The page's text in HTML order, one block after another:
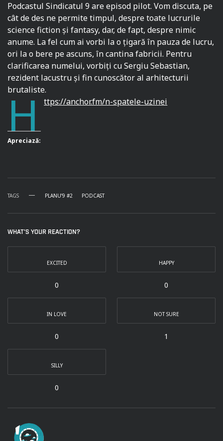
Podcastul Sindicatul 9 are episod pilot. Vom discuta, pe
cât de des ne permite timpul, despre toate lucrurile
science fiction și fantasy, dar, de fapt, despre nimic
anume. La fel cum ai vorbi la o țigară în pauza de lucru,
ori la o bere pe ascuns, în cantina fabricii. Pentru
clarificarea numelui, vorbiți cu Sergiu Sebastian,
rezident lacustru și fin cunoscător al arhitecturii
brutaliste.
h ttps://anchor.fm/n-spatele-uzinei
Apreciază:
TAGS PLANU’9 #2 PODCAST
WHAT'S YOUR REACTION?
EXCITED
0
HAPPY
0
IN LOVE
0
NOT SURE
1
SILLY
0